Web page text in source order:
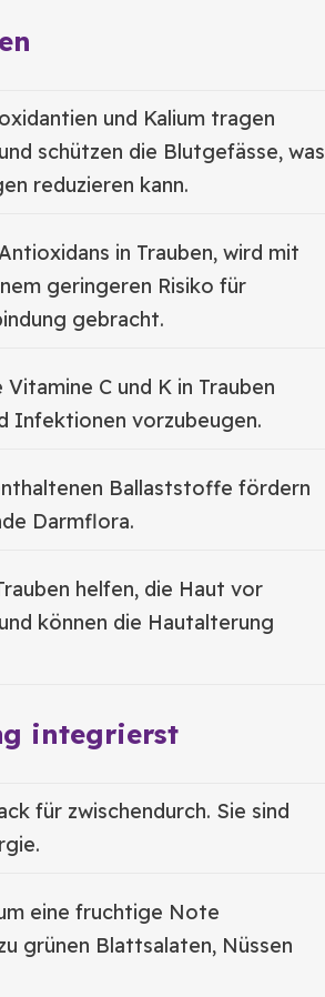
und Kalium tragen
schützen die Blutgefässe, was
reduzieren kann.
in Trauben, wird mit
geringeren Risiko für
gebracht.
Vitamine C und K in Trauben
Infektionen vorzubeugen.
Ballaststoffe fördern
Darmflora.
helfen, die Haut vor
können die Hautalterung
integrierst
für zwischendurch. Sie sind
eine fruchtige Note
grünen Blattsalaten, Nüssen